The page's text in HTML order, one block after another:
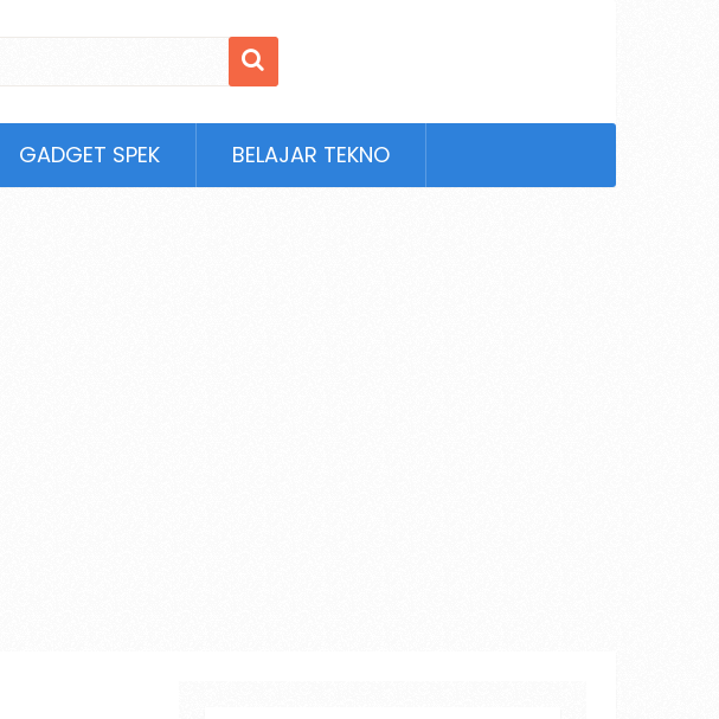
GADGET SPEK BELAJAR TEKNO